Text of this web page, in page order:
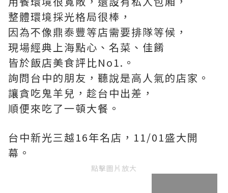
整體環境採光格局很棒，
因為不像鼎泰豐等店需要排隊等候，
現場經典上海點心、名菜、佳餚
皆於飯店美食評比No1.。
詢問台中的朋友，聽說是高人氣的店家。
讓貪吃鬼羊兒，趁台中出差，
順便來吃了一頓大餐。
台中新光三越16年名店，11/01盛大開
幕。
點擊圖片放大